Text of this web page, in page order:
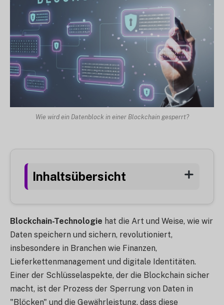
Wie wird ein Datenblock in einer Blockchain gesperrt?
Inhaltsübersicht
Blockchain-Technologie hat die Art und Weise, wie wir
Daten speichern und sichern, revolutioniert,
insbesondere in Branchen wie Finanzen,
Lieferkettenmanagement und digitale Identitäten.
Einer der Schlüsselaspekte, der die Blockchain sicher
macht, ist der Prozess der Sperrung von Daten in
"Blöcken" und die Gewährleistung, dass diese